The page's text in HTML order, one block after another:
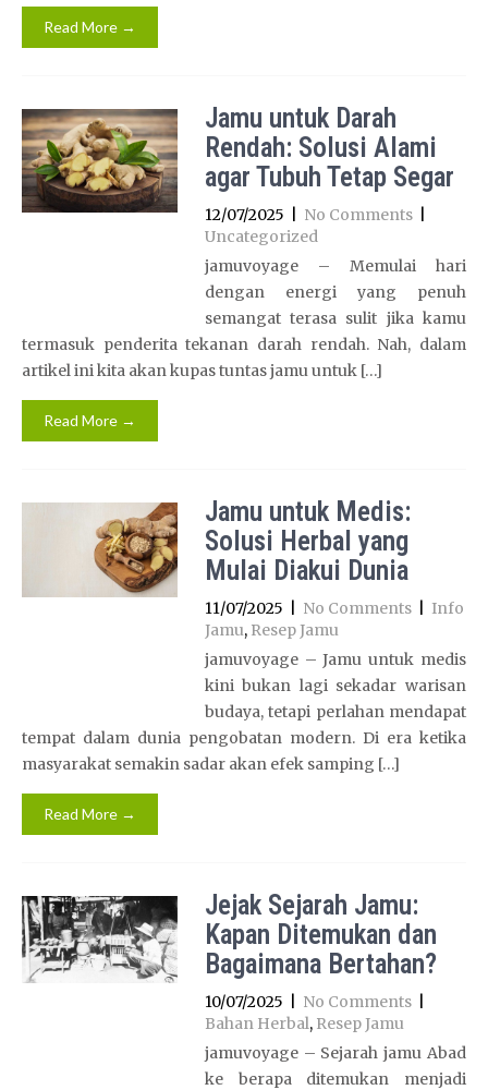
Read More →
Jamu untuk Darah
Rendah: Solusi Alami
agar Tubuh Tetap Segar
12/07/2025 No Comments
Uncategorized
jamuvoyage – Memulai hari
dengan energi yang penuh
semangat terasa sulit jika kamu
termasuk penderita tekanan darah rendah. Nah, dalam
artikel ini kita akan kupas tuntas jamu untuk […]
Read More →
Jamu untuk Medis:
Solusi Herbal yang
Mulai Diakui Dunia
11/07/2025 No Comments
Info
Jamu, Resep Jamu
jamuvoyage – Jamu untuk medis
kini bukan lagi sekadar warisan
budaya, tetapi perlahan mendapat
tempat dalam dunia pengobatan modern. Di era ketika
masyarakat semakin sadar akan efek samping […]
Read More →
Jejak Sejarah Jamu:
Kapan Ditemukan dan
Bagaimana Bertahan?
10/07/2025 No Comments
Bahan Herbal, Resep Jamu
jamuvoyage – Sejarah jamu Abad
ke berapa ditemukan menjadi